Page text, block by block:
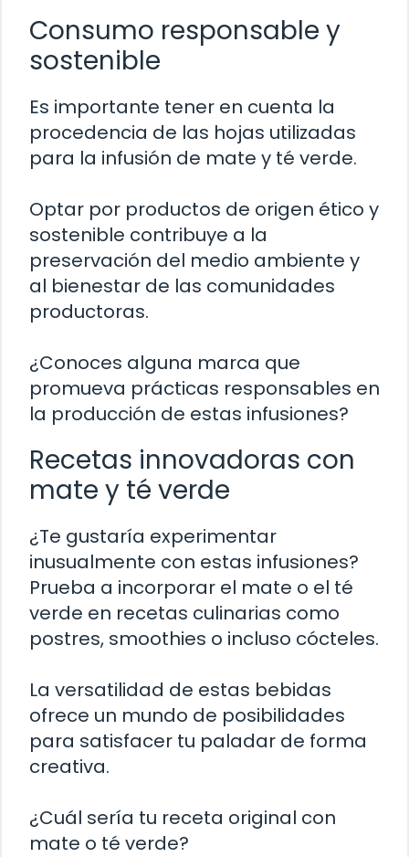
Consumo responsable y
sostenible
Es importante tener en cuenta la
procedencia de las hojas utilizadas
para la infusión de mate y té verde.
Optar por productos de origen ético y
sostenible contribuye a la
preservación del medio ambiente y
al bienestar de las comunidades
productoras.
¿Conoces alguna marca que
promueva prácticas responsables en
la producción de estas infusiones?
Recetas innovadoras con
mate y té verde
¿Te gustaría experimentar
inusualmente con estas infusiones?
Prueba a incorporar el mate o el té
verde en recetas culinarias como
postres, smoothies o incluso cócteles.
La versatilidad de estas bebidas
ofrece un mundo de posibilidades
para satisfacer tu paladar de forma
creativa.
¿Cuál sería tu receta original con
mate o té verde?